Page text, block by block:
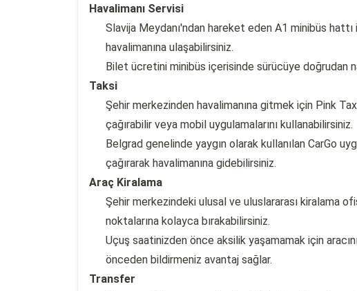
Havalimanı Servisi
Slavija Meydanı'ndan hareket eden A1 minibüs
havalimanına ulaşabilirsiniz.
Bilet ücretini minibüs içerisinde sürücüye doğrudan
Taksi
Şehir merkezinden havalimanına gitmek için Pink
çağırabilir veya mobil uygulamalarını kullanabilirsiniz.
Belgrad genelinde yaygın olarak kullanılan CarGo
çağırarak havalimanına gidebilirsiniz.
Araç Kiralama
Şehir merkezindeki ulusal ve uluslararası kiralama
noktalarına kolayca bırakabilirsiniz.
Uçuş saatinizden önce aksilik yaşamamak için
önceden bildirmeniz avantaj sağlar.
Transfer